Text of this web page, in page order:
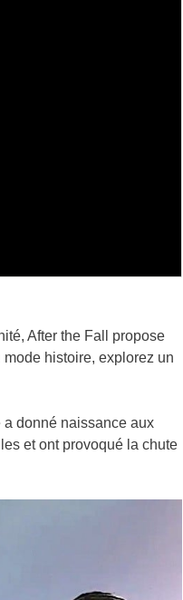
After the Fall propose
histoire, explorez un
a donné naissance aux
et ont provoqué la chute